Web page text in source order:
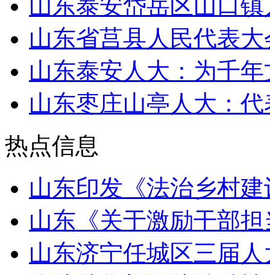
山东泰安岱岳区山口
山东省莒县人民代表
山东泰安人大：为千
山东枣庄山亭人大：
热点信息
山东印发《法治乡村
山东《关于激励干部
山东济宁任城区三届